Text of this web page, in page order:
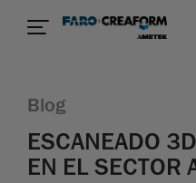
Blog
ESCANEADO
EN EL SECTOR